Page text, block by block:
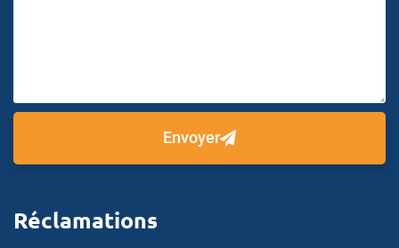
Envoyer
Réclamations